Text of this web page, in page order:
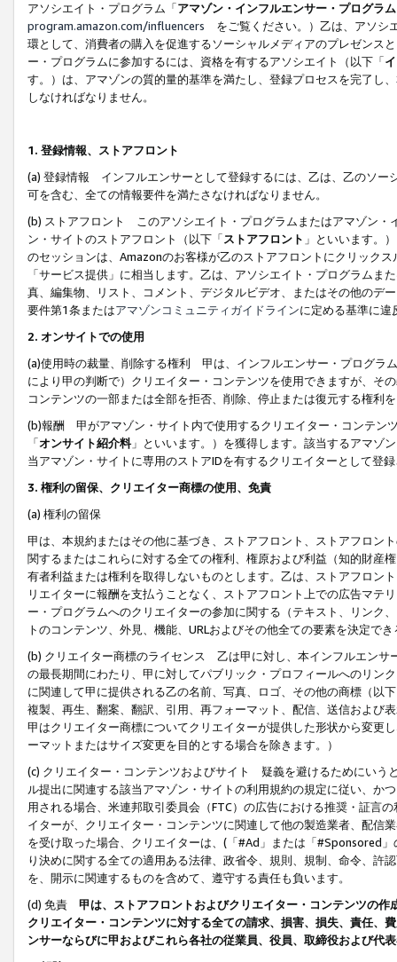
アソシエイト・プログラム「アマゾン・インフルエンサー・プログラム
program.amazon.com/influencers をご覧ください。）乙は、アソシ
環として、消費者の購入を促進するソーシャルメディアのプレゼンス
ー・プログラムに参加するには、資格を有するアソシエイト（以下「
す。）は、アマゾンの質的量的基準を満たし、登録プロセスを完了し、
しなければなりません。
1. 登録情報、ストアフロント
(a) 登録情報 インフルエンサーとして登録するには、乙は、乙のソー
可を含む、全ての情報要件を満たさなければなりません。
(b) ストアフロント このアソシエイト・プログラムまたはアマゾン・
ン・サイトのストアフロント（以下「ストアフロント 」といいます。
のセッションは、Amazonのお客様が乙のストアフロントにクリック
「サービス提供」に相当します。乙は、アソシエイト・プログラム
真、編集物、リスト、コメント、デジタルビデオ、またはその他のデ
要件第1条またはアマゾンコミュニティガイドラインに定める基準に違
2. オンサイトでの使用
(a)使用時の裁量、削除する権利 甲は、インフルエンサー・プログラ
により甲の判断で）クリエイター・コンテンツを使用できますが、そ
コンテンツの一部または全部を拒否、削除、停止または復元する権利
(b)報酬 甲がアマゾン・サイト内で使用するクリエイター・コンテン
「オンサイト紹介料」といいます。）を獲得します。該当するアマゾ
当アマゾン・サイトに専用のストアIDを有するクリエイターとして登
3. 権利の留保、クリエイター商標の使用、免責
(a) 権利の留保
甲は、本規約またはその他に基づき、ストアフロント、ストアフロン
関するまたはこれらに対する全ての権利、権原および利益（知的財産
有者利益または権利を取得しないものとします。乙は、ストアフロン
リエイターに報酬を支払うことなく、ストアフロント上での広告マテ
ー・プログラムへのクリエイターの参加に関する（テキスト、リンク
トのコンテンツ、外見、機能、URLおよびその他全ての要素を決定で
(b) クリエイター商標のライセンス 乙は甲に対し、本インフルエンサ
の最長期間にわたり、甲に対してパブリック・プロフィールへのリン
に関連して甲に提供される乙の名前、写真、ロゴ、その他の商標（以
複製、再生、翻案、翻訳、引用、再フォーマット、配信、送信および
甲はクリエイター商標についてクリエイターが提供した形状から変更
ーマットまたはサイズ変更を目的とする場合を除きます。）
(c) クリエイター・コンテンツおよびサイト 疑義を避けるためにいう
ル提出に関連する該当アマゾン・サイトの利用規約の規定に従い、か
用される場合、米連邦取引委員会（FTC）の広告における推奨・証言
イターが、クリエイター・コンテンツに関連して他の製造業者、配信
を受け取った場合、クリエイターは、(「#Ad」または「#Sponsored
り決めに関する全ての適用ある法律、政省令、規則、規制、命令、許
を、開示に関連するものを含めて、遵守する責任も負います。
(d) 免責 甲は、ストアフロントおよびクリエイター・コンテンツの
クリエイター・コンテンツに対する全ての請求、損害、損失、責任、
ンサーならびに甲およびこれら各社の従業員、役員、取締役および代